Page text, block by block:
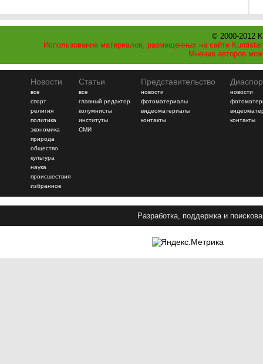
© 2000-2012
Использование материалов, размещенных на сайте
Мнение авторов
Новости
все
спорт
религия
политика
экономика
природа
общество
культура
наука
происшествия
избранное
Статьи
все
главный редактор
колумнисты
институты
СМИ
Представительство
новости
фотоматериалы
видеоматериалы
контакты
новости
контакты
Разработка, поддержка и